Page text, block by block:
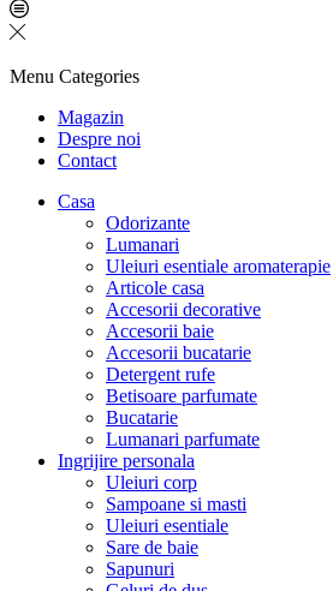
Menu Categories
Magazin
Despre noi
Contact
Casa
Odorizante
Lumanari
Uleiuri esentiale aromaterapie
Articole casa
Accesorii decorative
Accesorii baie
Accesorii bucatarie
Detergent rufe
Betisoare parfumate
Bucatarie
Lumanari parfumate
Ingrijire personala
Uleiuri corp
Sampoane si masti
Uleiuri esentiale
Sare de baie
Sapunuri